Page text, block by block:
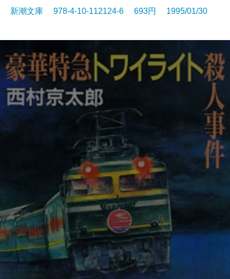
新潮文庫 978-4-10-112124-6 693円 1995/01/30